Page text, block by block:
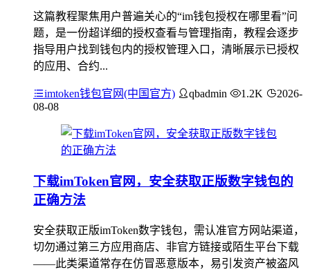
这篇教程聚焦用户普遍关心的“im钱包授权在哪里看”问
题，是一份超详细的授权查看与管理指南，教程会逐步
指导用户找到钱包内的授权管理入口，清晰展示已授权
的应用、合约...
imtoken钱包官网(中国官方) qbadmin 1.2K
2026-
08-08
下载imToken官网，安全获取正版数字钱包的
正确方法
安全获取正版imToken数字钱包，需认准官方网站渠道，
切勿通过第三方应用商店、非官方链接或陌生平台下载
——此类渠道常存在仿冒恶意版本，易引发资产被盗风